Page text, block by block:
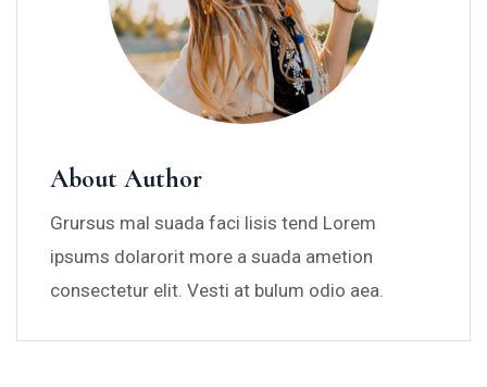
About Author
Grursus mal suada faci lisis tend Lorem
ipsums dolarorit more a suada ametion
consectetur elit. Vesti at bulum odio aea.